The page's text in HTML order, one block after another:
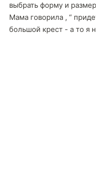
выбрать форму и
Мама говорила , “
большой крест - а то я